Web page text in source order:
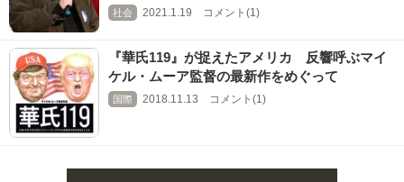
社会 2021.1.19 コメント(1)
『華氏119』が捉えたアメリカ 反響呼ぶマイ
ケル・ムーア監督の最新作をめぐって
国際 2018.11.13 コメント(1)